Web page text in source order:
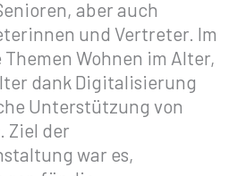
aber auch
und Vertreter. Im
Wohnen im Alter,
dank Digitalisierung
Unterstützung von
Ziel der
war es,